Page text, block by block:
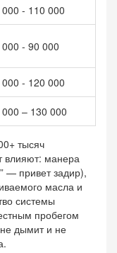
- 110 000
- 90 000
- 120 000
– 130 000
тысяч
влияют: манера
— привет задир),
масла и
системы
пробегом
дымит и не